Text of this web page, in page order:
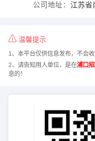
公司地址： 江苏省
温馨提示
1、本平台仅供信息发布，不会
2、请告知用人单位，是在浦口
息的！